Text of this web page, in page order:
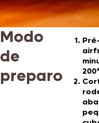
Modo
de
preparo